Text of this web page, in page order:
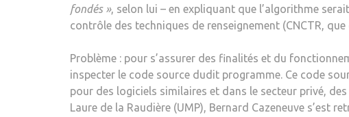
fondés », selon lui – en expliquant que l’algorithme
contrôle des techniques de renseignement (CNCTR,
Problème : pour s’assurer des finalités et du
inspecter le code source dudit programme. Ce code
pour des logiciels similaires et dans le secteur privé,
Laure de la Raudière (UMP), Bernard Cazeneuve s’est